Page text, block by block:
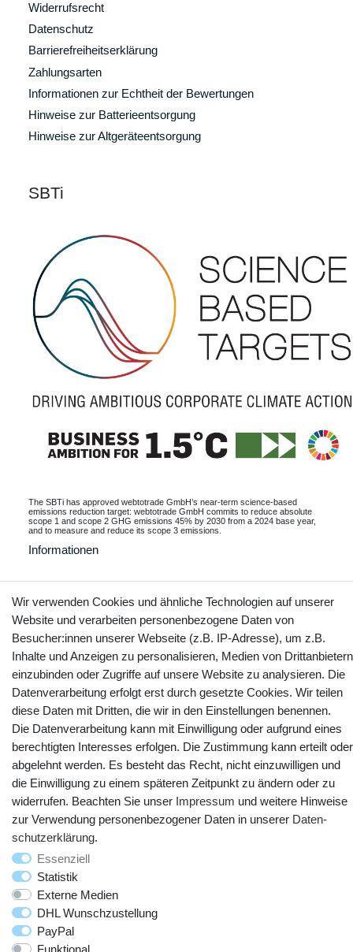
Widerrufsrecht
Datenschutz
Barrierefreiheitserklärung
Zahlungsarten
Informationen zur Echtheit der Bewertungen
Hinweise zur Batterieentsorgung
Hinweise zur Altgeräteentsorgung
SBTi
The SBTi has approved webtotrade GmbH’s near-term science-based
emissions reduction target: webtotrade GmbH commits to reduce absolute
scope 1 and scope 2 GHG emissions 45% by 2030 from a 2024 base year,
and to measure and reduce its scope 3 emissions.
Informationen
Vertrag widerrufen Kontakt
YouTube Facebook Instagram
© Copyright 2025 webtotrade GmbH. Alle Rechte vorbehalten.
Wir verwenden Cookies und ähnliche Technologien auf unserer
Website und verarbeiten personenbezogene Daten von
Besucher:innen unserer Webseite (z.B. IP-Adresse), um z.B.
Inhalte und Anzeigen zu personalisieren, Medien von Drittanbietern
einzubinden oder Zugriffe auf unsere Website zu analysieren. Die
Datenverarbeitung erfolgt erst durch gesetzte Cookies. Wir teilen
diese Daten mit Dritten, die wir in den Einstellungen benennen.
Die Datenverarbeitung kann mit Einwilligung oder aufgrund eines
berechtigten Interesses erfolgen. Die Zustimmung kann erteilt oder
abgelehnt werden. Es besteht das Recht, nicht einzuwilligen und
die Einwilligung zu einem späteren Zeitpunkt zu ändern oder zu
widerrufen. Beachten Sie unser Impressum und weitere Hinweise
zur Verwendung personenbezogener Daten in unserer Daten­
schutz­erklärung.
Essenziell
Statistik
Externe Medien
DHL Wunschzustellung
PayPal
Funktional